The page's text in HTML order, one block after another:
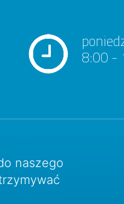
8:00 -
naszego